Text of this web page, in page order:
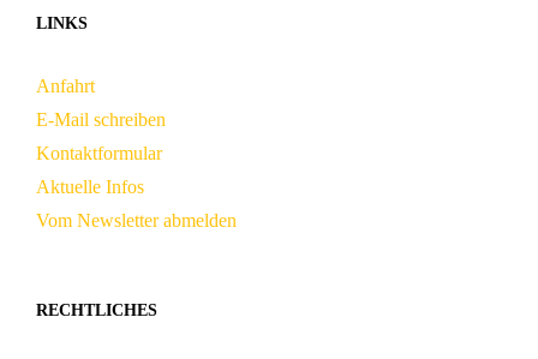
LINKS
Anfahrt
E-Mail schreiben
Kontaktformular
Aktuelle Infos
Vom Newsletter abmelden
RECHTLICHES